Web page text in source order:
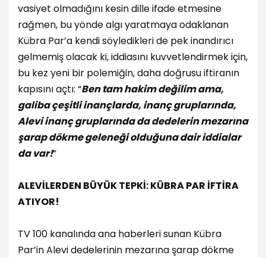
vasiyet olmadığını kesin dille ifade etmesine
rağmen, bu yönde algı yaratmaya odaklanan
Kübra Par’a kendi söyledikleri de pek inandırıcı
gelmemiş olacak ki, iddiasını kuvvetlendirmek için,
bu kez yeni bir polemiğin, daha doğrusu iftiranın
kapısını açtı: “Ben tam hakim değilim ama,
galiba çeşitli inançlarda, inanç gruplarında,
Alevi inanç gruplarında da dedelerin mezarına
şarap dökme geleneği olduğuna dair iddialar
da var!”
ALEVİLERDEN BÜYÜK TEPKİ: KÜBRA PAR İFTİRA
ATIYOR!
TV 100 kanalında ana haberleri sunan Kübra
Par’in Alevi dedelerinin mezarına şarap dökme